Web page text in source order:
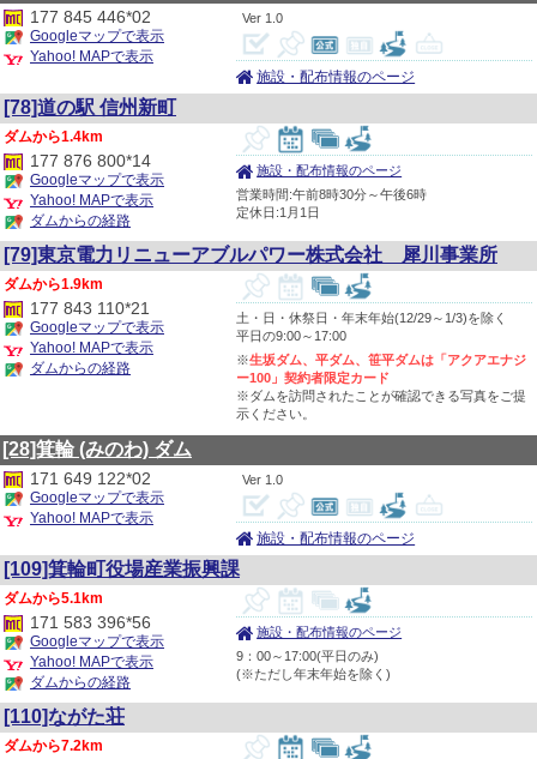
1.0
施設・配布情報のページ
177 845 446*02
Googleマップで表示
Yahoo! MAPで表示
[78]道の駅 信州新町
施設・配布情報のページ
営業時間:午前8時30分～午後6時
定休日:1月1日
1.4km
177 876 800*14
Googleマップで表示
Yahoo! MAPで表示
ダムからの経路
[79]東京電力リニューアブルパワー株式会社 犀川事業所
土・日・休祭日・年末年始(12/29～1/3)を除く
平日の9:00～17:00
※生坂ダム、平ダム、笹平ダムは「アクアエナジ
ー100」契約者限定カード
※ダムを訪問されたことが確認できる写真をご提
示ください。
1.9km
177 843 110*21
Googleマップで表示
Yahoo! MAPで表示
ダムからの経路
[28]箕輪 (みのわ) ダム
1.0
施設・配布情報のページ
171 649 122*02
Googleマップで表示
Yahoo! MAPで表示
[109]箕輪町役場産業振興課
施設・配布情報のページ
9：00～17:00(平日のみ)
(※ただし年末年始を除く)
5.1km
171 583 396*56
Googleマップで表示
Yahoo! MAPで表示
ダムからの経路
[110]ながた荘
7.2km